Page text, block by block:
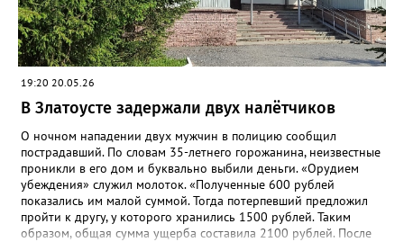
насилия, не опасного для жизни или здоровья».
19:20 20.05.26
В Златоусте задержали двух налётчиков
О ночном нападении двух мужчин в полицию сообщил
пострадавший. По словам 35-летнего горожанина, неизвестные
проникли в его дом и буквально выбили деньги. «Орудием
убеждения» служил молоток. «Полученные 600 рублей
показались им малой суммой. Тогда потерпевший предложил
пройти к другу, у которого хранились 1500 рублей. Таким
образом, общая сумма ущерба составила 2100 рублей. После